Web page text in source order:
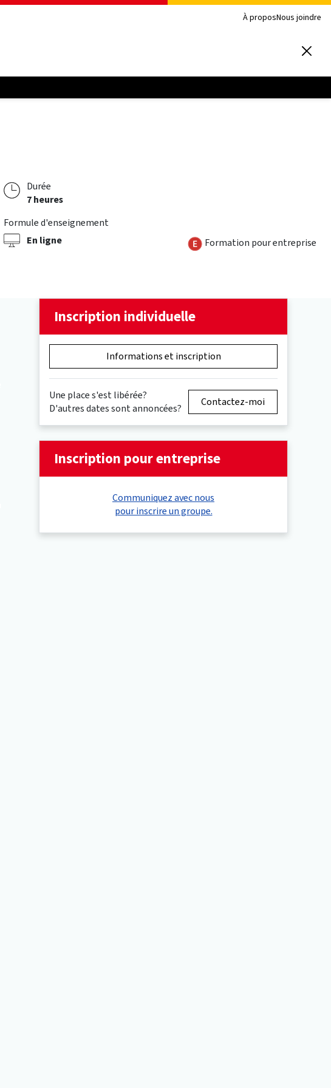
À proposNous joindre
Durée
7 heures
Formule d'enseignement
En ligne
Formation pour entreprise
Inscription individuelle
Informations et inscription
Une place s'est libérée?
D'autres dates sont annoncées?
Contactez-moi
Inscription pour entreprise
Communiquez avec nous
pour inscrire un groupe.